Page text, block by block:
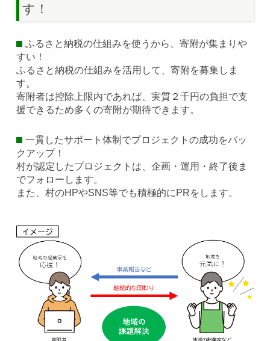
す！
ふるさと納税の仕組みを使うから、寄附が集まりや
すい！
ふるさと納税の仕組みを活用して、寄附を募集しま
す。
寄附者は控除上限内であれば、実質２千円の負担で支
援できるため多くの寄附が期待できます。
一貫したサポート体制でプロジェクトの成功をバッ
クアップ！
村が認定したプロジェクトは、企画・運用・終了後ま
でフォローします。
また、村のHPやSNS等でも積極的にPRをします。